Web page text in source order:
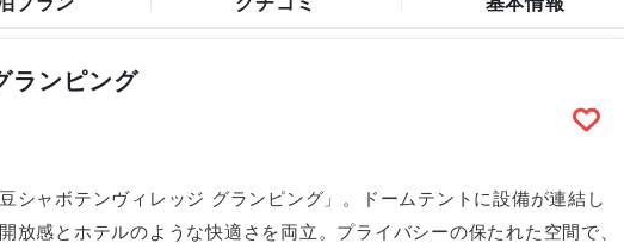
ランピング
シャボテンヴィレッジ グランピング」。ドームテントに設備が連結し
放感とホテルのような快適さを両立。プライバシーの保たれた空間で、